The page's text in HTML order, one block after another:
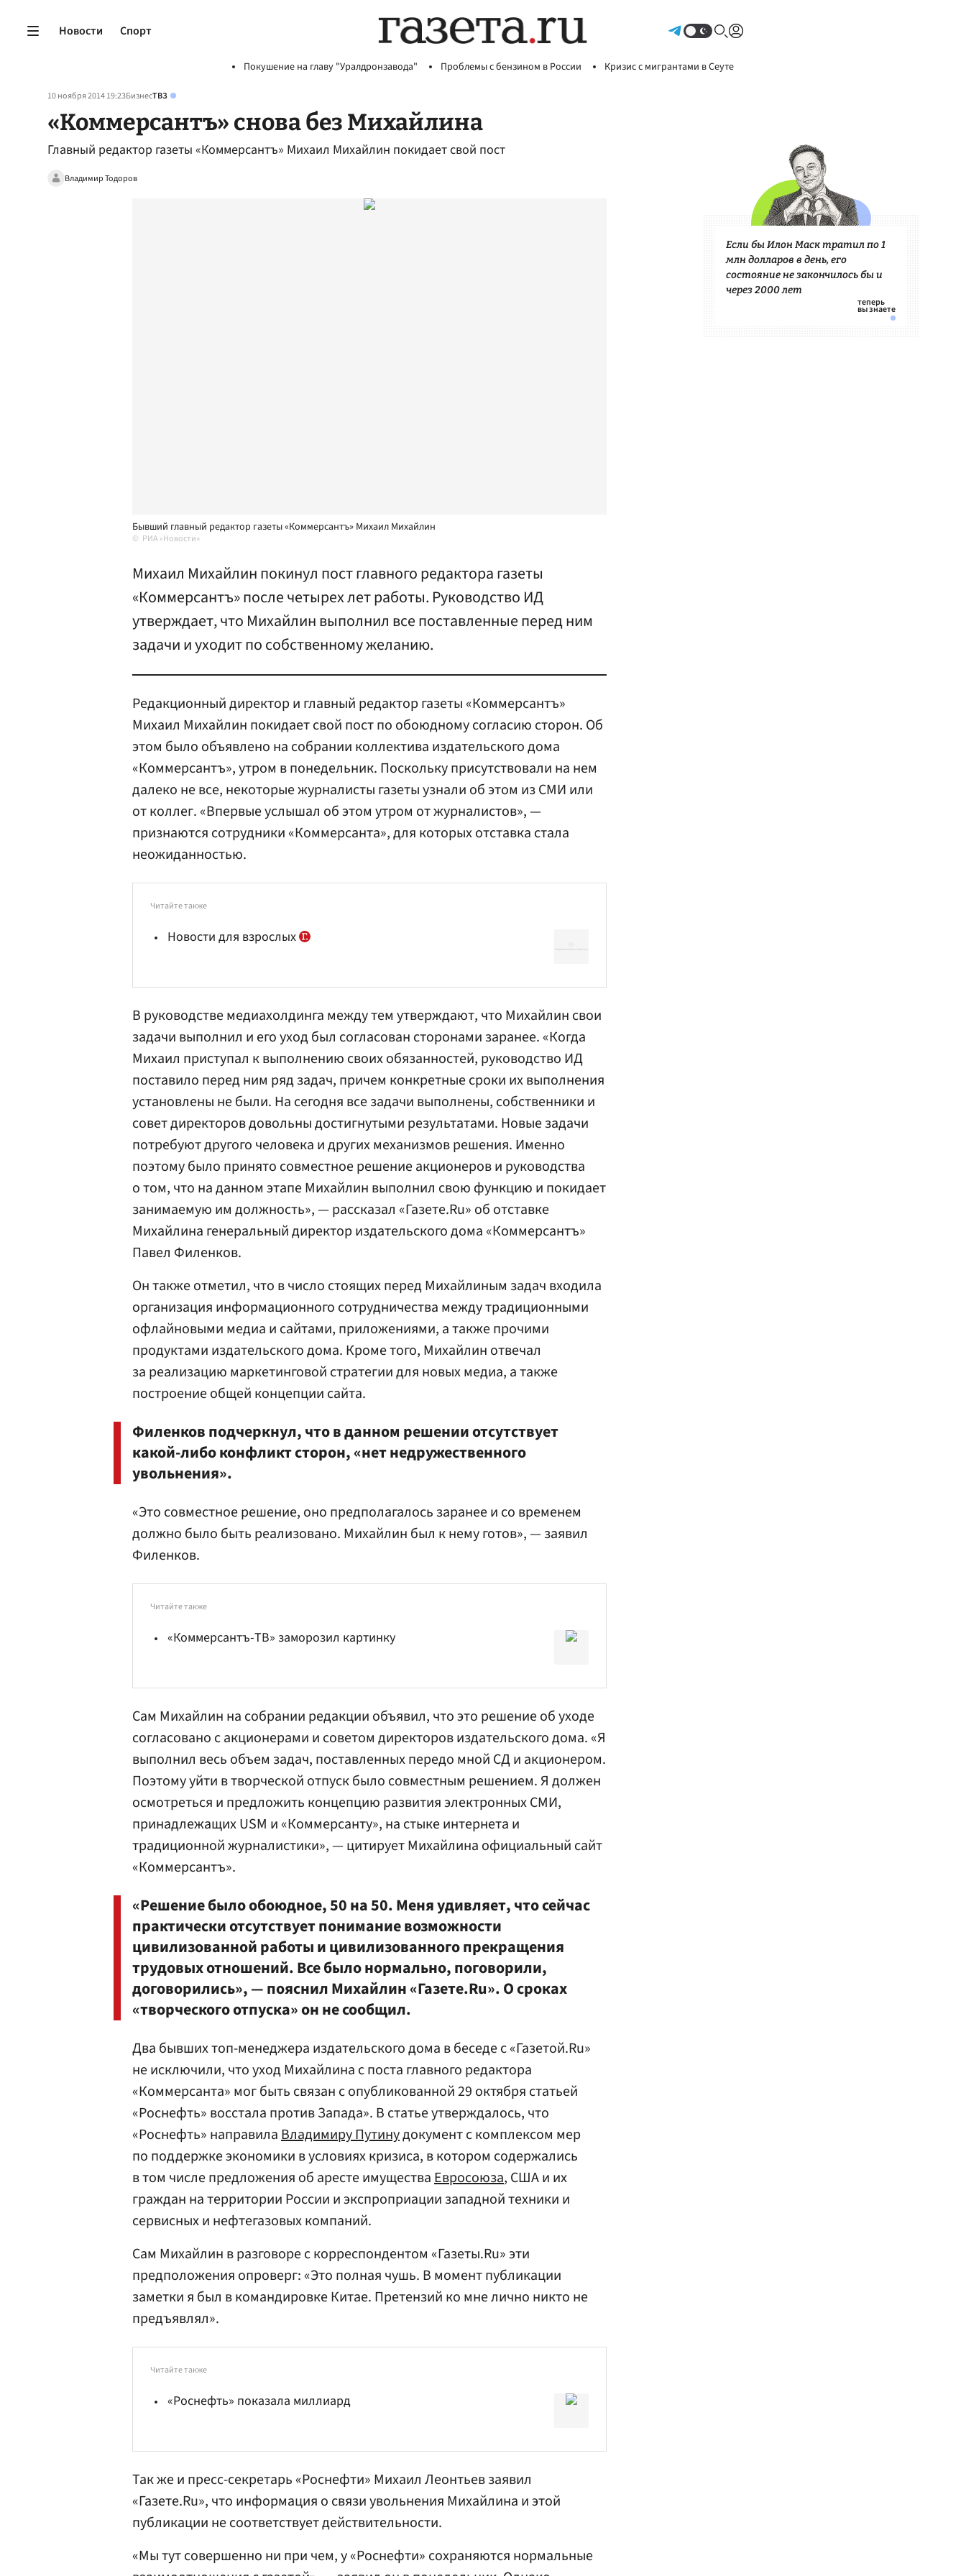
Новости Спорт
Покушение на главу "Уралдронзавода" Проблемы с бензином в России Кризис с мигрантами в Сеуте
10 ноября 2014 19:23БизнесТВЗ
«Коммерсантъ» снова без Михайлина
Главный редактор газеты «Коммерсантъ» Михаил Михайлин покидает свой пост
Владимир Тодоров
Бывший главный редактор газеты «Коммерсантъ» Михаил Михайлин
РИА «Новости»
Михаил Михайлин покинул пост главного редактора газеты
«Коммерсантъ» после четырех лет работы. Руководство ИД
утверждает, что Михайлин выполнил все поставленные перед ним
задачи и уходит по собственному желанию.
Редакционный директор и главный редактор газеты «Коммерсантъ»
Михаил Михайлин покидает свой пост по обоюдному согласию сторон. Об
этом было объявлено на собрании коллектива издательского дома
«Коммерсантъ», утром в понедельник. Поскольку присутствовали на нем
далеко не все, некоторые журналисты газеты узнали об этом из СМИ или
от коллег. «Впервые услышал об этом утром от журналистов», —
признаются сотрудники «Коммерсанта», для которых отставка стала
неожиданностью.
Читайте также
Новости для взрослых
В руководстве медиахолдинга между тем утверждают, что Михайлин свои
задачи выполнил и его уход был согласован сторонами заранее. «Когда
Михаил приступал к выполнению своих обязанностей, руководство ИД
поставило перед ним ряд задач, причем конкретные сроки их выполнения
установлены не были. На сегодня все задачи выполнены, собственники и
совет директоров довольны достигнутыми результатами. Новые задачи
потребуют другого человека и других механизмов решения. Именно
поэтому было принято совместное решение акционеров и руководства
о том, что на данном этапе Михайлин выполнил свою функцию и покидает
занимаемую им должность», — рассказал «Газете.Ru» об отставке
Михайлина генеральный директор издательского дома «Коммерсантъ»
Павел Филенков.
Он также отметил, что в число стоящих перед Михайлиным задач входила
организация информационного сотрудничества между традиционными
офлайновыми медиа и сайтами, приложениями, а также прочими
продуктами издательского дома. Кроме того, Михайлин отвечал
за реализацию маркетинговой стратегии для новых медиа, а также
построение общей концепции сайта.
Филенков подчеркнул, что в данном решении отсутствует
какой-либо конфликт сторон, «нет недружественного
увольнения».
«Это совместное решение, оно предполагалось заранее и со временем
должно было быть реализовано. Михайлин был к нему готов», — заявил
Филенков.
Читайте также
«Коммерсантъ-ТВ» заморозил картинку
Сам Михайлин на собрании редакции объявил, что это решение об уходе
согласовано с акционерами и советом директоров издательского дома. «Я
выполнил весь объем задач, поставленных передо мной СД и акционером.
Поэтому уйти в творческой отпуск было совместным решением. Я должен
осмотреться и предложить концепцию развития электронных СМИ,
принадлежащих USM и «Коммерсанту», на стыке интернета и
традиционной журналистики», — цитирует Михайлина официальный сайт
«Коммерсантъ».
«Решение было обоюдное, 50 на 50. Меня удивляет, что сейчас
практически отсутствует понимание возможности
цивилизованной работы и цивилизованного прекращения
трудовых отношений. Все было нормально, поговорили,
договорились», — пояснил Михайлин «Газете.Ru». О сроках
«творческого отпуска» он не сообщил.
Два бывших топ-менеджера издательского дома в беседе с «Газетой.Ru»
не исключили, что уход Михайлина с поста главного редактора
«Коммерсанта» мог быть связан с опубликованной 29 октября статьей
«Роснефть» восстала против Запада». В статье утверждалось, что
«Роснефть» направилаВладимиру Путинудокумент с комплексом мер
по поддержке экономики в условиях кризиса, в котором содержались
в том числе предложения об аресте имуществаЕвросоюза, США и их
граждан на территории России и экспроприации западной техники и
сервисных и нефтегазовых компаний.
Сам Михайлин в разговоре с корреспондентом «Газеты.Ru» эти
предположения опроверг: «Это полная чушь. В момент публикации
заметки я был в командировке Китае. Претензий ко мне лично никто не
предъявлял».
Читайте также
«Роснефть» показала миллиард
Так же и пресс-секретарь «Роснефти» Михаил Леонтьевзаявил
«Газете.Ru», что информация о связи увольнения Михайлина и этой
публикации не соответствует действительности.
«Мы тут совершенно ни при чем, у «Роснефти» сохраняются нормальные
Если бы Илон Маск тратил по 1
млн долларов в день, его
состояние не закончилось бы и
через 2000 лет